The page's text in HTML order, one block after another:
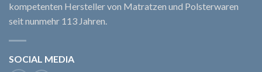
kompetenten Hersteller von Matratzen und Polsterwaren
seit nunmehr 113 Jahren.
SOCIAL MEDIA